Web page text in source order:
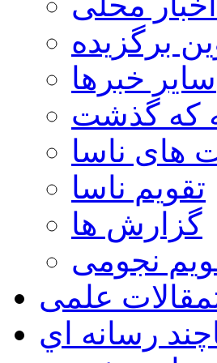
برگزیده
سایر خبرها
که گذشت
های ناسا
تقویم ناسا
گزارش ها
نجومی
مقالات علمی
چند رسانه اي